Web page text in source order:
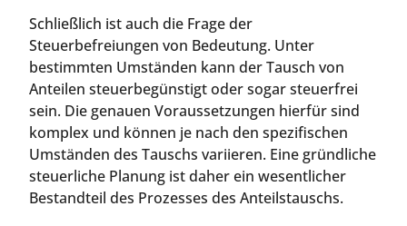
Schließlich ist auch die Frage der
Steuerbefreiungen von Bedeutung. Unter
bestimmten Umständen kann der Tausch von
Anteilen steuerbegünstigt oder sogar steuerfrei
sein. Die genauen Voraussetzungen hierfür sind
komplex und können je nach den spezifischen
Umständen des Tauschs variieren. Eine gründliche
steuerliche Planung ist daher ein wesentlicher
Bestandteil des Prozesses des Anteilstauschs.